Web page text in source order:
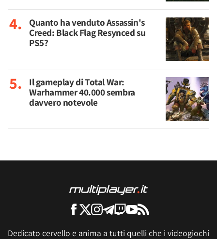
Quanto ha venduto Assassin's
Creed: Black Flag Resynced su
PS5?
Il gameplay di Total War:
Warhammer 40.000 sembra
davvero notevole
Dedicato cervello e anima a tutti quelli che i videogiochi